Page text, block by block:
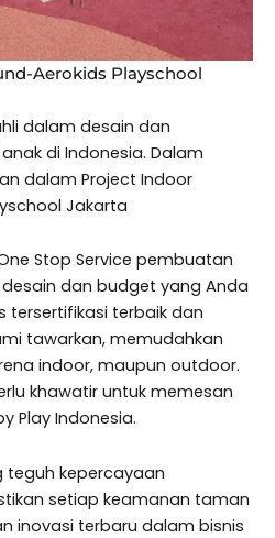
Aerokids Playschool
dalam desain dan
anak di Indonesia. Dalam
dalam Project Indoor
Jakarta
Stop Service pembuatan
dan budget yang Anda
tersertifikasi terbaik dan
tawarkan, memudahkan
indoor, maupun outdoor.
khawatir untuk memesan
Play Indonesia.
teguh kepercayaan
setiap keamanan taman
inovasi terbaru dalam bisnis